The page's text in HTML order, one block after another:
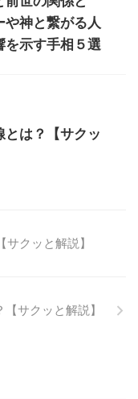
や神と繋がる人
を示す手相５選
とは？【サクッ
サクッと解説】
サクッと解説】